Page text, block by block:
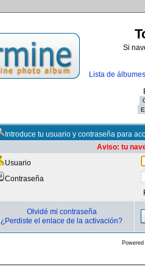
Si
Lista de álbumes
Introduce tu usuario y contraseña para
Aviso: tu
Usuario
Contraseña
Olvidé mi contraseña
¿Perdiste el enlace de la activación?